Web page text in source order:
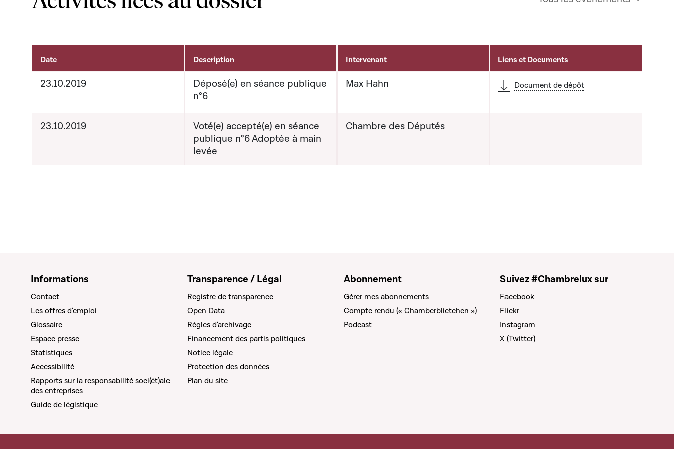
Activités liées au dossier
Date Description Intervenant Liens et Documents
23.10.2019
Déposé(e) en séance publique
n°6
Max Hahn Document de dépôt
23.10.2019
Voté(e) accepté(e) en séance
publique n°6 Adoptée à main
levée
Chambre des Députés
Informations
Contact
Les offres d'emploi
Glossaire
Espace presse
Statistiques
Accessibilité
Rapports sur la responsabilité soci(ét)ale
des entreprises
Guide de légistique
Transparence / Légal
Registre de transparence
Open Data
Règles d'archivage
Financement des partis politiques
Notice légale
Protection des données
Plan du site
Abonnement
Gérer mes abonnements
Compte rendu (« Chamberblietchen »)
Podcast
Suivez #Chambrelux sur
Facebook
Flickr
Instagram
X (Twitter)